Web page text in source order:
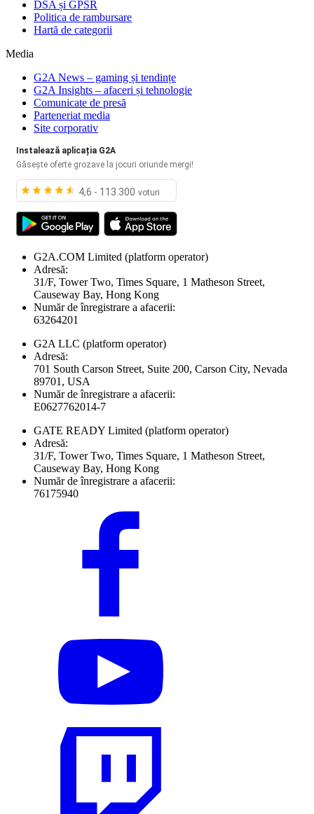
DSA și GPSR
Politica de rambursare
Hartă de categorii
Media
G2A News – gaming și tendințe
G2A Insights – afaceri și tehnologie
Comunicate de presă
Parteneriat media
Site corporativ
Instalează aplicația G2A
Găsește oferte grozave la jocuri oriunde mergi!
4,6 - 113.300 voturi
G2A.COM Limited (platform operator)
Adresă:
31/F, Tower Two, Times Square, 1 Matheson Street,
Causeway Bay, Hong Kong
Număr de înregistrare a afacerii:
63264201
G2A LLC (platform operator)
Adresă:
701 South Carson Street, Suite 200, Carson City, Nevada
89701, USA
Număr de înregistrare a afacerii:
E0627762014-7
GATE READY Limited (platform operator)
Adresă:
31/F, Tower Two, Times Square, 1 Matheson Street,
Causeway Bay, Hong Kong
Număr de înregistrare a afacerii:
76175940